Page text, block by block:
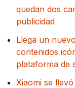
quedan dos
publicidad
Llega un
contenidos
plataforma de
Xiaomi se